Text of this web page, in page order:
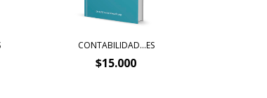
CONTABILIDAD…ES
$15.000